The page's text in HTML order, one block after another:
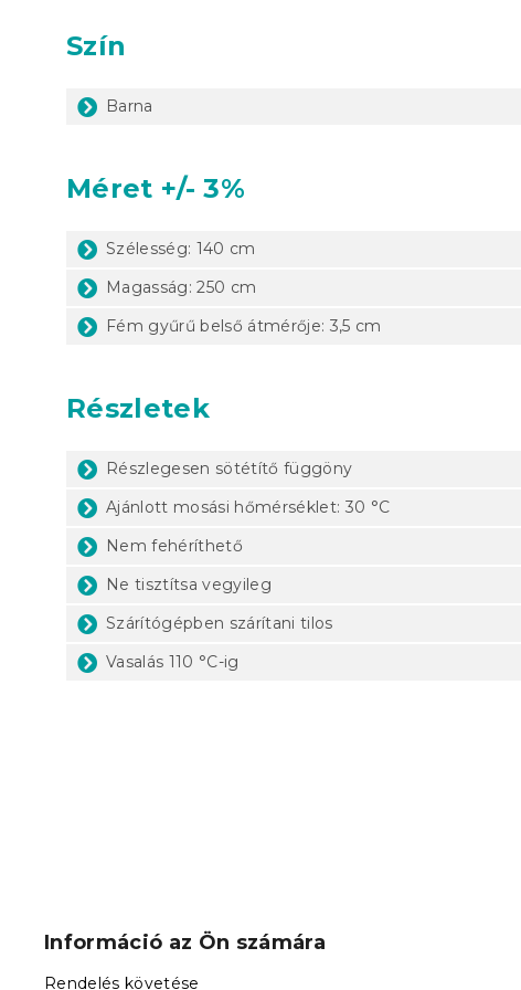
Szín
Barna
Méret +/- 3%
Szélesség: 140 cm
Magasság: 250 cm
Fém gyűrű belső átmérője: 3,5 cm
Részletek
Részlegesen sötétítő függöny
Ajánlott mosási hőmérséklet: 30 °C
Nem fehéríthető
Ne tisztítsa vegyileg
Szárítógépben szárítani tilos
Vasalás 110 °C-ig
Információ az Ön számára
Rendelés követése